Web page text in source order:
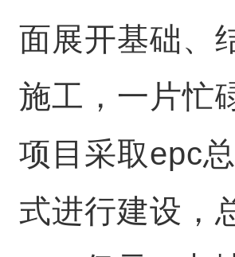
面展开基础、
施工，一片忙
项目采取epc
式进行建设，